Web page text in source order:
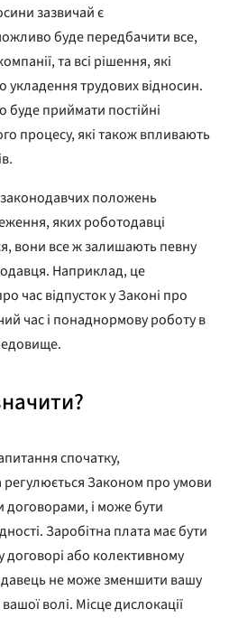
зазвичай є
буде передбачити все,
та всі рішення, які
укладення трудових відносин.
приймати постійні
процесу, які також впливають
законодавчих положень
яких роботодавці
вони все ж залишають певну
Наприклад, це
час відпусток у Законі про
час і понаднормову роботу в
спочатку,
Законом про умови
договорами, і може бути
Заробітна плата має бути
договорі або колективному
не може зменшити вашу
волі. Місце дислокації